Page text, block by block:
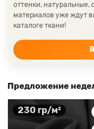
Ткани желтого цвета
Цвет ткани бордовый
оттенки,
материалов уже ждут
каталоге ткани!
Предложение
230 гр/м²